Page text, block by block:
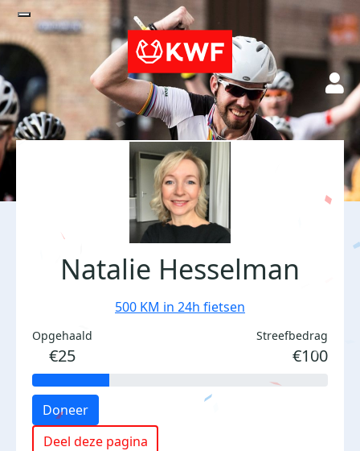
Natalie Hesselman
500 KM in 24h fietsen
Opgehaald
€25
Streefbedrag
€100
Doneer
Deel deze pagina